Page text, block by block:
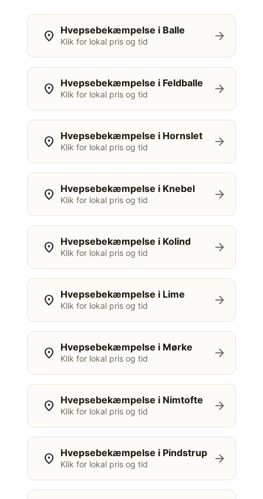
location_on Hvepsebekæmpelse i Balle
Klik for lokal pris og tid arrow_forward
location_on Hvepsebekæmpelse i Feldballe
Klik for lokal pris og tid arrow_forward
location_on Hvepsebekæmpelse i Hornslet
Klik for lokal pris og tid arrow_forward
location_on Hvepsebekæmpelse i Knebel
Klik for lokal pris og tid arrow_forward
location_on Hvepsebekæmpelse i Kolind
Klik for lokal pris og tid arrow_forward
location_on Hvepsebekæmpelse i Lime
Klik for lokal pris og tid arrow_forward
location_on Hvepsebekæmpelse i Mørke
Klik for lokal pris og tid arrow_forward
location_on Hvepsebekæmpelse i Nimtofte
Klik for lokal pris og tid arrow_forward
location_on Hvepsebekæmpelse i Pindstrup
Klik for lokal pris og tid arrow_forward